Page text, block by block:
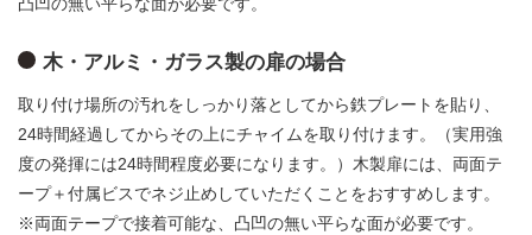
木・アルミ・ガラス製の扉の場合
取り付け場所の汚れをしっかり落としてから鉄プレートを貼り、
24時間経過してからその上にチャイムを取り付けます。（実用強
度の発揮には24時間程度必要になります。）木製扉には、両面テ
ープ＋付属ビスでネジ止めしていただくことをおすすめします。
※両面テープで接着可能な、凸凹の無い平らな面が必要です。